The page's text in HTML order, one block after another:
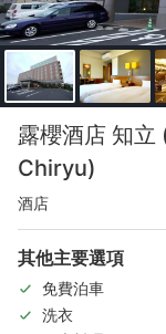
露櫻酒店 知
Chiryu)
酒店
其他主要選項
免費泊車
洗衣